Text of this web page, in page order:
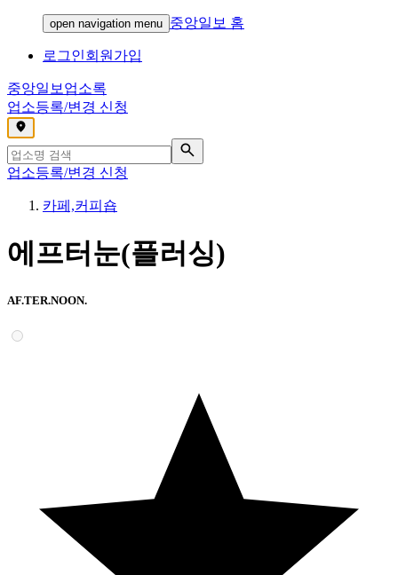
open navigation menu 중앙일보 홈
로그인회원가입
중앙일보 업소록
업소등록/변경 신청
,
업소등록/변경 신청
카페,커피숍
에프터눈(플러싱)
AF.TER.NOON.